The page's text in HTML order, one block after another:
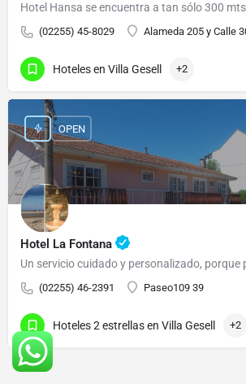
(02255) 45-8029 Alameda 205 y Calle
Hoteles en Villa Gesell +2
Hotel La Fontana
(02255) 46-2391 Paseo109 39
OPEN
Hoteles 2 estrellas en Villa Gesell +2